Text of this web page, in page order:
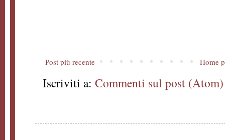
Post più recente Home
Iscriviti a: Commenti sul post (Atom)